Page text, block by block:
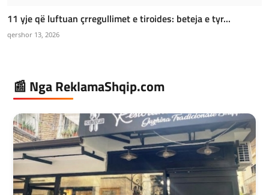
11 yje që luftuan çrregullimet e tiroides: beteja e tyr...
qershor 13, 2026
📰 Nga ReklamaShqip.com